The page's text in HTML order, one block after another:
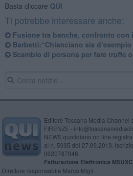
Basta cliccare QUI
Ti potrebbe interessare anche:
Fusione tra banche, confronto con
Barbetti:“Chianciano sia
Scambio di persona per fare truffe
Editore Toscana Media Channel
FIRENZE -
NEWS quotidiano on line
al n. 5935 del 27.09.2013.
0620787048
Fatturazione Elettronica
Direttore responsabile Marco Migli